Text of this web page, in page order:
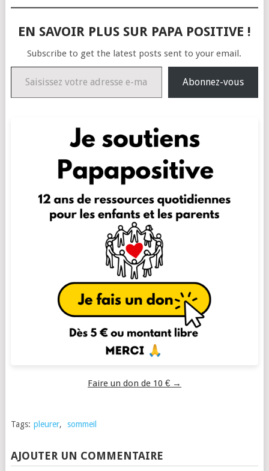
EN SAVOIR PLUS SUR PAPA POSITIVE !
Subscribe to get the latest posts sent to your email.
Saisissez votre adresse e-mail…
Abonnez-vous
Faire un don de 10 € →
Tags: pleurer, sommeil
AJOUTER UN COMMENTAIRE